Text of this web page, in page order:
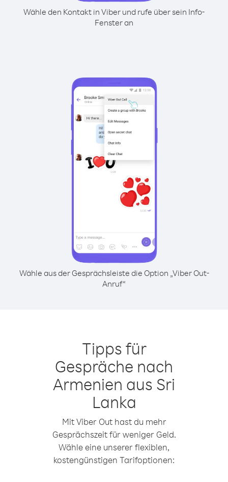
Wähle den Kontakt in Viber und rufe über sein Info-
Fenster an
Wähle aus der Gesprächsleiste die Option „Viber Out-
Anruf“
Tipps für
Gespräche nach
Armenien aus Sri
Lanka
Mit Viber Out hast du mehr
Gesprächszeit für weniger Geld.
Wähle eine unserer flexiblen,
kostengünstigen Tarifoptionen: